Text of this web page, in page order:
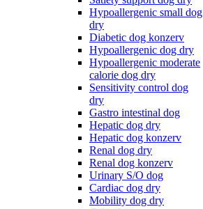
Hypoallergenic small dog
dry
Diabetic dog konzerv
Hypoallergenic dog dry
Hypoallergenic moderate
calorie dog dry
Sensitivity control dog
dry
Gastro intestinal dog
Hepatic dog dry
Hepatic dog konzerv
Renal dog dry
Renal dog konzerv
Urinary S/O dog
Cardiac dog dry
Mobility dog dry